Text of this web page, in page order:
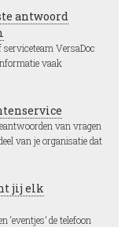
antwoord
VersaDoc
vaak
van vragen
van je organisatie dat
jij elk
de telefoon